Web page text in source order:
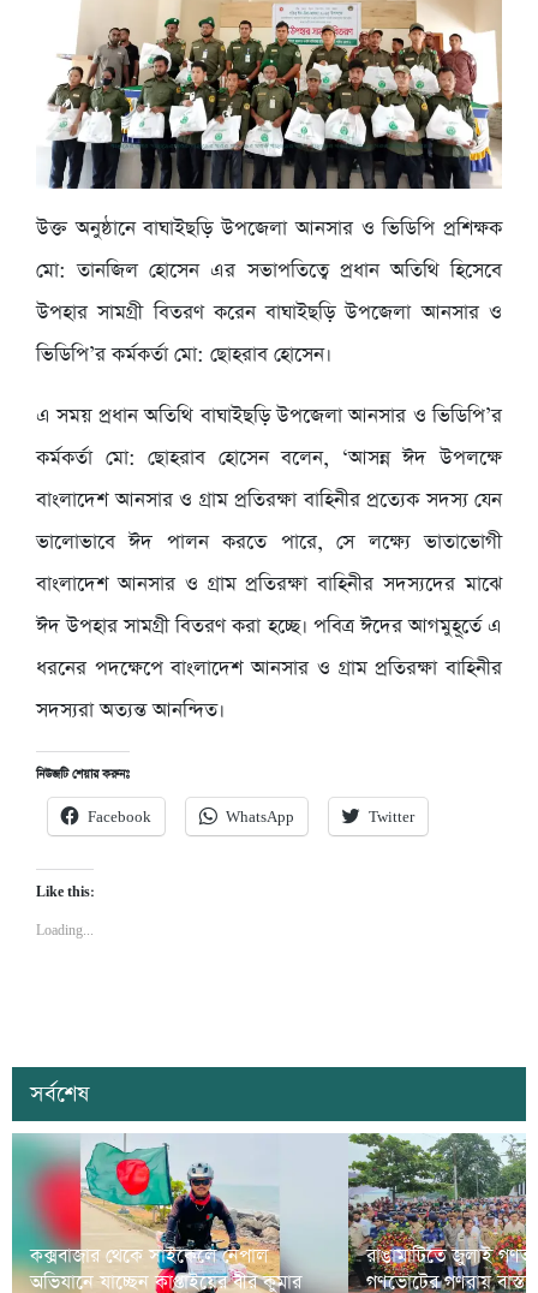
উক্ত অনুষ্ঠানে বাঘাইছড়ি উপজেলা আনসার ও ভিডিপি প্রশিক্ষক
মো: তানজিল হোসেন এর সভাপতিত্বে প্রধান অতিথি হিসেবে
উপহার সামগ্রী বিতরণ করেন বাঘাইছড়ি উপজেলা আনসার ও
ভিডিপি’র কর্মকর্তা মো: ছোহরাব হোসেন।
এ সময় প্রধান অতিথি বাঘাইছড়ি উপজেলা আনসার ও ভিডিপি’র
কর্মকর্তা মো: ছোহরাব হোসেন বলেন, ‘আসন্ন ঈদ উপলক্ষে
বাংলাদেশ আনসার ও গ্রাম প্রতিরক্ষা বাহিনীর প্রত্যেক সদস্য যেন
ভালোভাবে ঈদ পালন করতে পারে, সে লক্ষ্যে ভাতাভোগী
বাংলাদেশ আনসার ও গ্রাম প্রতিরক্ষা বাহিনীর সদস্যদের মাঝে
ঈদ উপহার সামগ্রী বিতরণ করা হচ্ছে। পবিত্র ঈদের আগমুহূর্তে এ
ধরনের পদক্ষেপে বাংলাদেশ আনসার ও গ্রাম প্রতিরক্ষা বাহিনীর
সদস্যরা অত্যন্ত আনন্দিত।
নিউজটি শেয়ার করুনঃ
Facebook WhatsApp Twitter
Like this:
Loading...
সর্বশেষ
কক্সবাজার থেকে সাইকেলে নেপাল
অভিযানে যাচ্ছেন কাপ্তাইয়ের বীর কুমার
রাঙামাটিতে জুলাই
গণভোটের গণরায়